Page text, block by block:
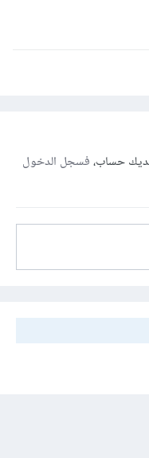
حساب،فسجل الدخول